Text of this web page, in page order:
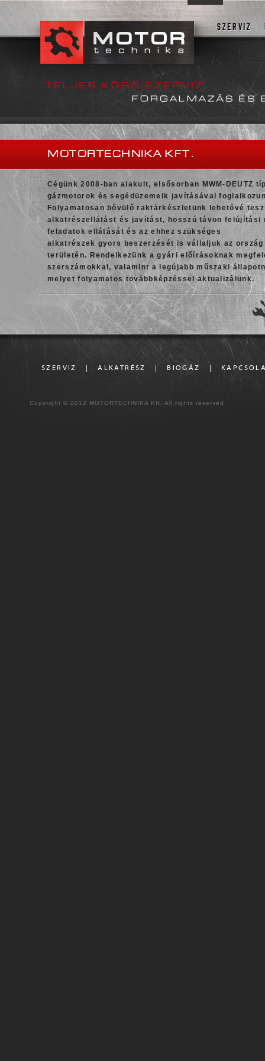
FIRSTSZERVIZ
MOTORTECHNIKA KFT.
Cégünk 2008-ban alakult, elsősorban MWM-DEUTZ
gázmotorok és segédüzemeik javításával
Folyamatosan bővülő raktárkészletünk lehetővé
alkatrészellátást és javítást, hosszú távon felújítási
feladatok ellátását és az ehhez szükséges
alkatrészek gyors beszerzését is vállaljuk az ország
területén. Rendelkezünk a gyári előírásoknak
szerszámokkal, valamint a legújabb műszaki
melyet folyamatos továbbképzéssel aktualizálunk.
SZERVIZ ALKATRÉSZ BIOGÁZ
Copyright © 2012 MOTORTECHNIKA Kft. All rights reserved.